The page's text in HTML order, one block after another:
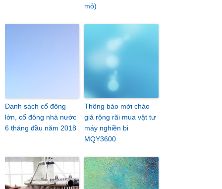
mỏ)
Danh sách cổ đông
lớn, cổ đông nhà nước
6 tháng đầu năm 2018
Thông báo mời chào
giá rộng rãi mua vật tư
máy nghiền bi
MQY3600